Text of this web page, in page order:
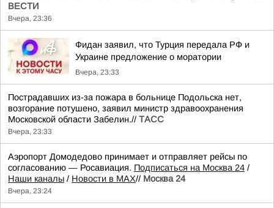
ВЕСТИ
Вчера, 23:36
Фидан заявил, что Турция передала РФ и
Украине предложение о моратории
Вчера, 23:33
Пострадавших из-за пожара в больнице Подольска нет,
возгорание потушено, заявил министр здравоохранения
Московской области Забелин.// ТАСС
Вчера, 23:33
Аэропорт Домодедово принимает и отправляет рейсы по
согласованию — Росавиация. Подписаться на Москва 24 /
Наши каналы / Новости в MAX// Москва 24
Вчера, 23:24